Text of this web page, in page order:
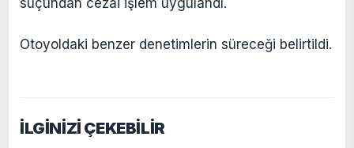
Otoyoldaki benzer denetimlerin süreceği belirtildi.
İLGİNİZİ ÇEKEBİLİR